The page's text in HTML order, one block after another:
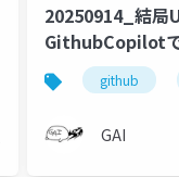
20250914_結
GithubCopilot
ングするのが一
github
GAI